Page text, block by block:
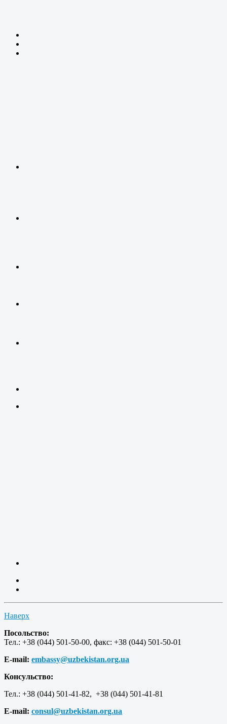
Наверх
Посольство:
Тел.: +38 (044) 501-50-00, факс: +38 (044) 501-50-01
E-mail: embassy@uzbekistan.org.ua
Консульство:
Тел.: +38 (044) 501-41-82, +38 (044) 501-41-81
E-mail: consul@uzbekistan.org.ua